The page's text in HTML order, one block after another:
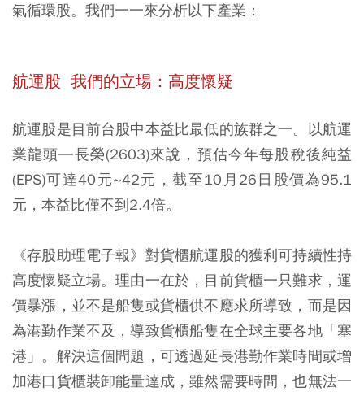
氣循環股。我們一一來分析以下產業：
航運股 我們的立場：高度懷疑
航運股是目前台股中本益比最低的族群之一。以航運
業龍頭—長榮(2603)來說，預估今年每股稅後純益
(EPS)可達40元~42元，截至10月26日股價為95.1
元，本益比僅不到2.4倍。
《存股助理電子報》對貨櫃航運股的獲利可持續性持
高度懷疑立場。理由一在於，目前貨櫃一只難求，運
價暴漲，並不是船隻或貨櫃供不應求所導致，而是因
為港勤作業不及，導致貨櫃船隻在全球主要各地「塞
港」。解決這個問題，可透過延長港勤作業時間或增
加港口貨櫃裝卸能量達成，雖然需要時間，也無法一